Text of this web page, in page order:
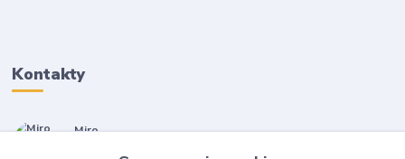
Kontakty
Miro